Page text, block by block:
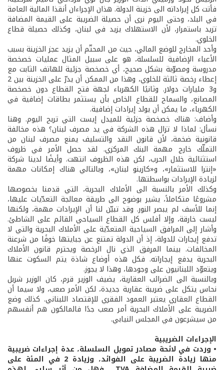
فأتت كل إيراداته الى خزينة الدولة. هذان الإجراءان أنقذا المالية العامة
في البلد، وحتى اليوم نرى أن حصيلة الضريبة على القيمة المضافة
تزيد باستمرار، لأن الاستهلاك يزيد في لبنان، وكذلك حصيلة قطاع
الخلوي.
وأحد المخارج للوضع المالي، حيث من المحتّم أن يزيد عجز الخزينة بسبب
الأعباء الإضافية للسلسلة، هو على سبيل المثال عمليات خصخصة
مدروسة ومصوّبة بشكل صحيح، أي خصخصة جزئية للهاتف الثابت مع
إعطاء رخصة ثالثة للخلوي، وهذا من الممكن أن يدرّ على الخزينة بين 2
و3 مليارات دولار. وثانيًا الكهرباء لجهة فتح القطاع دون خصخصة
المصانع، والسماح للقطاع الخاص بأن يستثمر بطاقات إضافية في
الكهرباء، ما يمكن أن يولد إيرادات إضافية.
وأضاف: هناك خصخصة جزئية للميدل إيست التي تربح اليوم. وهنا
نسأل: لماذا لا تزال هذه الشركة في يد مصرف لبنان؟ هذه مخالفة
قانونية ضخمة، لأن قانون النقد والتسليف يمنع مصرف لبنان من
التملّك خارج مهمة البنك المركزي. لقد حصل الأمر في ظروف
استثنائية خلال الحرب، لكن هذه الظروف انتهت. وأيضًا لدينا شركة
«إنترا للاستثمار»، و«كازينو لبنان»، وبالتالي هناك إمكانات مهمة
لزيادة الإيرادات بواسطتها.
وكذلك الأمر بالنسبة الى الأملاك البحرية، التي قدمنا بخصوصها
مشروعًا متكاملاً، يشير بوضوح الى طريقة معالجة التعدّيات عليها،
إنما للأسف لم يبصر النور. وقد تبيّن لنا أن الإيرادات مهمة، ولكنها
ليست خارقة، وإلا أفلس كل القطاع السياحي القائم على الشاطئ.
وأشار إلى المرافق السياحية المتعدّية على الأملاك البحرية والتي لا
تدفع إيجارات للدولة، إذ أن الدولة تمتنع عن جبايتها خوفًا من شرعنة
المخالفات. بينما المرفق الذي نال الرخصة ويحترم قانون الأملاك
البحرية يدفع إيجاراته. فكل هذه أوضاع شاذة يتم السكوت عنها
ويتعوّد اللبنانيون على وجودها، وهذا لا يجوز.
وبالنسبة الى الضرائب العقارية، يضيف الوزير قرم، كان الوزير شربل
نحاس يتكل على ضريبة عقارية جديدة، لكن الأمر صعب، ولا سيما أن
القطاع العقاري يعتبر العمود الفقري للإقتصاد اللبناني. كذلك وضع
الضريبة على الأملاك البحرية أمر صعب جدًا فالمالكون هم أنفسهم
من سيشرعون في المجلس النيابي.
الإجراءات الضريبية
• وردت في لائحة مصادر تمويل السلسلة، عدة إجراءات ضريبية
منها زيادة الضريبة على الفوائد، وزيادة 2 في المئة على